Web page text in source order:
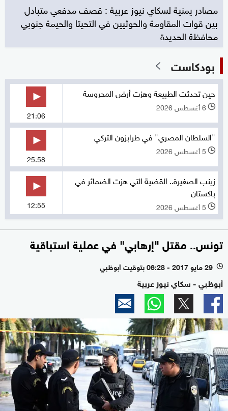
مصادر يمنية لسكاي نيوز عربية : قصف مدفعي متبادل
بين قوات المقاومة والحوثيين في التحيتا والحيمة جنوبي
محافظة الحديدة
بودكاست
حين تحدثت الطبيعة وهزت أرض المحروسة
l 6 أغسطس 2026
21:06
"السلطان المصري" في طرابزون التركي
l 5 أغسطس 2026
25:58
زينب الصغيرة.. القضية التي هزت الضمائر في
باكستان
l 5 أغسطس 2026 12:55
تونس.. مقتل "إرهابي" في عملية استباقية
l 29 مايو 2017 - 06:28 بتوقيت أبوظبي
أبوظبي - سكاي نيوز عربية